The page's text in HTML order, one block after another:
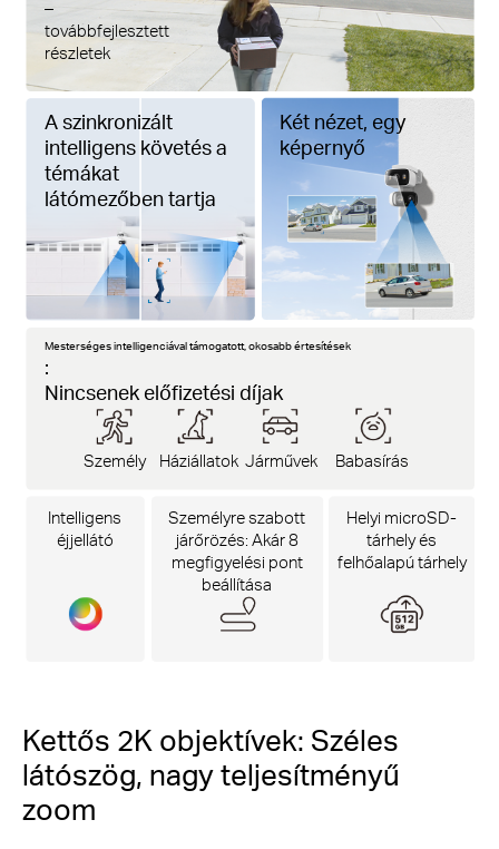
Mesterséges intelligenciával támogatott, okosabb értesítések
:
Nincsenek előfizetési díjak
Személy Háziállatok Járművek Babasírás
–
továbbfejlesztett
részletek
Intelligens
éjjellátó
Személyre szabott
járőrözés: Akár 8
megfigyelési pont
beállítása
Helyi microSD-
tárhely és
felhőalapú tárhely
A szinkronizált
intelligens követés a
témákat
látómezőben tartja
Két nézet, egy
képernyő
Kettős 2K objektívek: Széles
látószög, nagy teljesítményű
zoom